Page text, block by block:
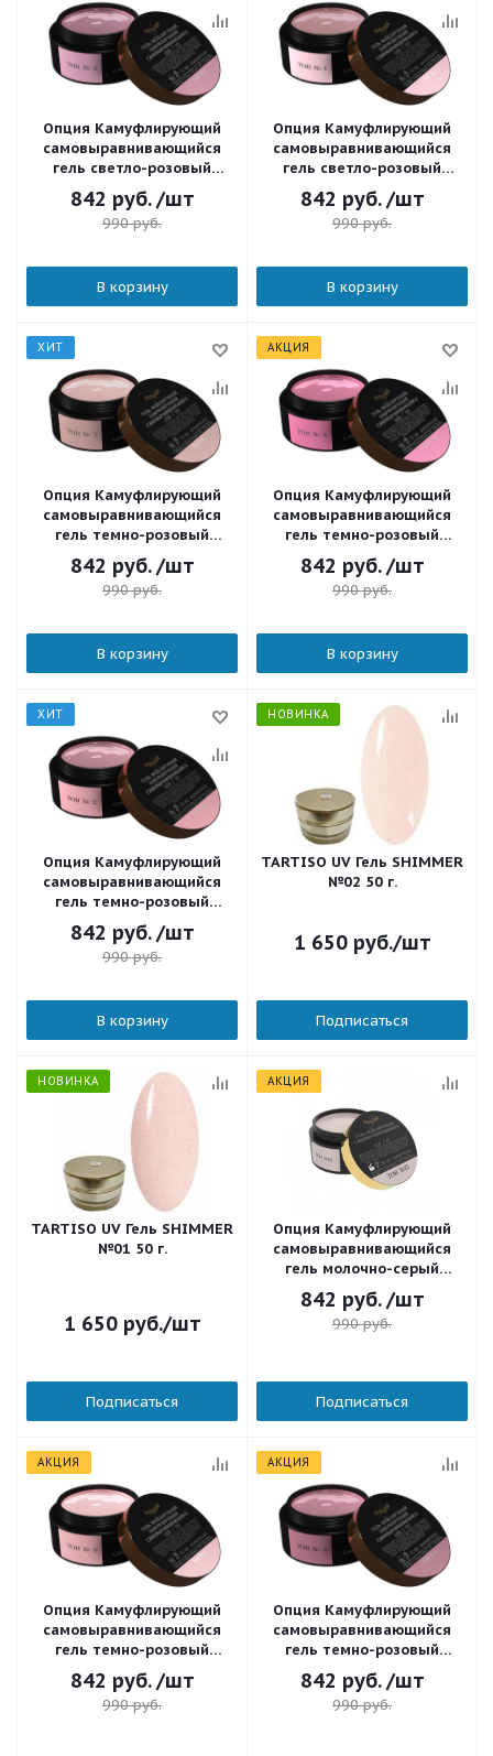
Опция Камуфлирующий
самовыравнивающийся
гель светло-розовый
(холодный) Тон 3 50 мл.
842 руб. /шт
990руб.
В корзину
Опция Камуфлирующий
самовыравнивающийся
гель светло-розовый
(теплый) Тон 1 50 мл.
842 руб. /шт
990руб.
В корзину
ХИТ
Опция Камуфлирующий
самовыравнивающийся
гель темно-розовый
(холодный) Тон 7 50 мл.
842 руб. /шт
990руб.
В корзину
АКЦИЯ
Опция Камуфлирующий
самовыравнивающийся
гель темно-розовый
(холодный) Тон 4 50 мл.
842 руб. /шт
990руб.
В корзину
ХИТ
Опция Камуфлирующий
самовыравнивающийся
гель темно-розовый
(холодный) Тон 2 50 мл.
842 руб. /шт
990руб.
В корзину
НОВИНКА
TARTISO UV Гель SHIMMER
№02 50 г.
1 650руб./шт
Подписаться
НОВИНКА
TARTISO UV Гель SHIMMER
№01 50 г.
1 650руб./шт
Подписаться
АКЦИЯ
Опция Камуфлирующий
самовыравнивающийся
гель молочно-серый
(нейтральный) Тон №13 50
мл.
842 руб. /шт
990руб.
Подписаться
АКЦИЯ
Опция Камуфлирующий
самовыравнивающийся
гель темно-розовый
(холодный) Тон 6 50 мл.
842 руб. /шт
990руб.
АКЦИЯ
Опция Камуфлирующий
самовыравнивающийся
гель темно-розовый
(холодный) Тон 8 50 мл.
842 руб. /шт
990руб.